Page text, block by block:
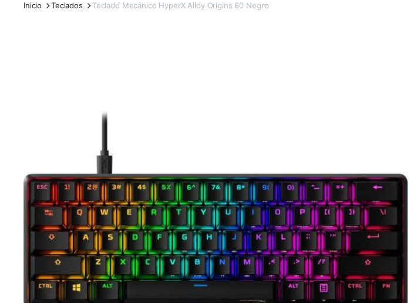
Inicio Teclados Teclado Mecánico HyperX Alloy Origins 60 Negro